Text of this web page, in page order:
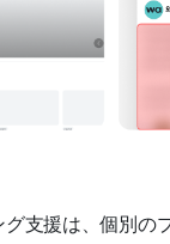
支援は、個別の